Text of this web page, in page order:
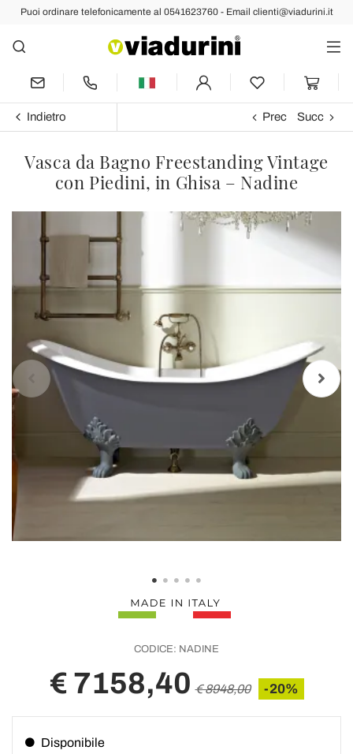
Puoi ordinare telefonicamente al 0541623760 - Email clienti@viadurini.it
Indietro Prec Succ
Vasca da Bagno Freestanding Vintage
con Piedini, in Ghisa – Nadine
CODICE: NADINE
€ 7158,40 € 8948,00 -20%
Disponibile